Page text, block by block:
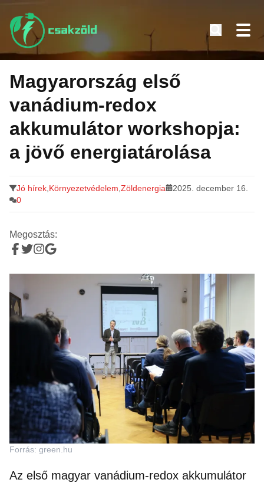
Tovább
tartalomra
Magyarország első
vanádium-redox
akkumulátor workshopja:
a jövő energiatárolása
Jó hírek Környezetvédelem Zöldenergia
2025. december 16.
0
Megosztás:
Forrás: green.hu
Az első magyar vanádium-redox akkumulátor